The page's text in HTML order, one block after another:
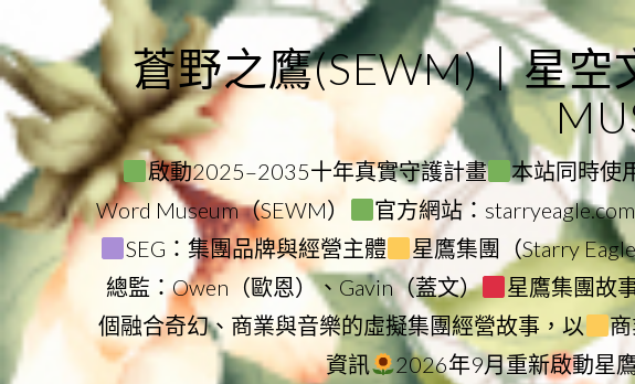
to
content
蒼野之鷹(SEWM)｜星空
啟動2025–2035十年真實守護計畫
本站同時使
Word Museum（SEWM）
官方網站：starryeagle.com
SEG：集團品牌與經營主體
星鷹集團（Starry
總監：Owen（歐恩）、Gavin（蓋文）
星鷹集團故
個融合奇幻、商業與音樂的虛擬集團經營故事，以
資訊
2026年9月重新啟動星